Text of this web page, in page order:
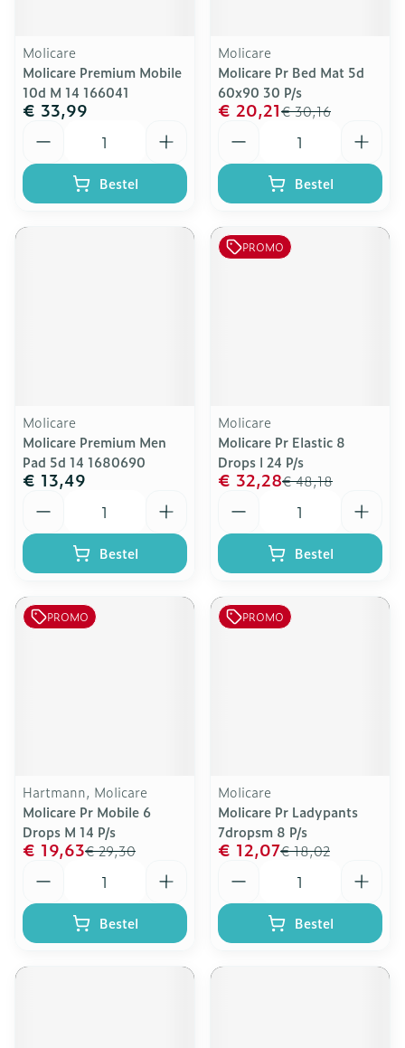
Molicare
Molicare Premium Mobile
10d M 14 166041
€ 33,99
Bestel
Molicare
Molicare Pr Bed Mat 5d
60x90 30 P/s
€ 30,16
€ 20,21
Bestel
Molicare
Molicare Premium Men
Pad 5d 14 1680690
€ 13,49
Bestel
PROMO
Molicare
Molicare Pr Elastic 8
Drops l 24 P/s
€ 48,18
€ 32,28
Bestel
PROMO
Hartmann, Molicare
Molicare Pr Mobile 6
Drops M 14 P/s
€ 29,30
€ 19,63
Bestel
PROMO
Molicare
Molicare Pr Ladypants
7dropsm 8 P/s
€ 18,02
€ 12,07
Bestel